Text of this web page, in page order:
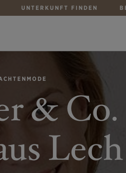
UNTERKUNFT FINDEN
& Co.
Lech